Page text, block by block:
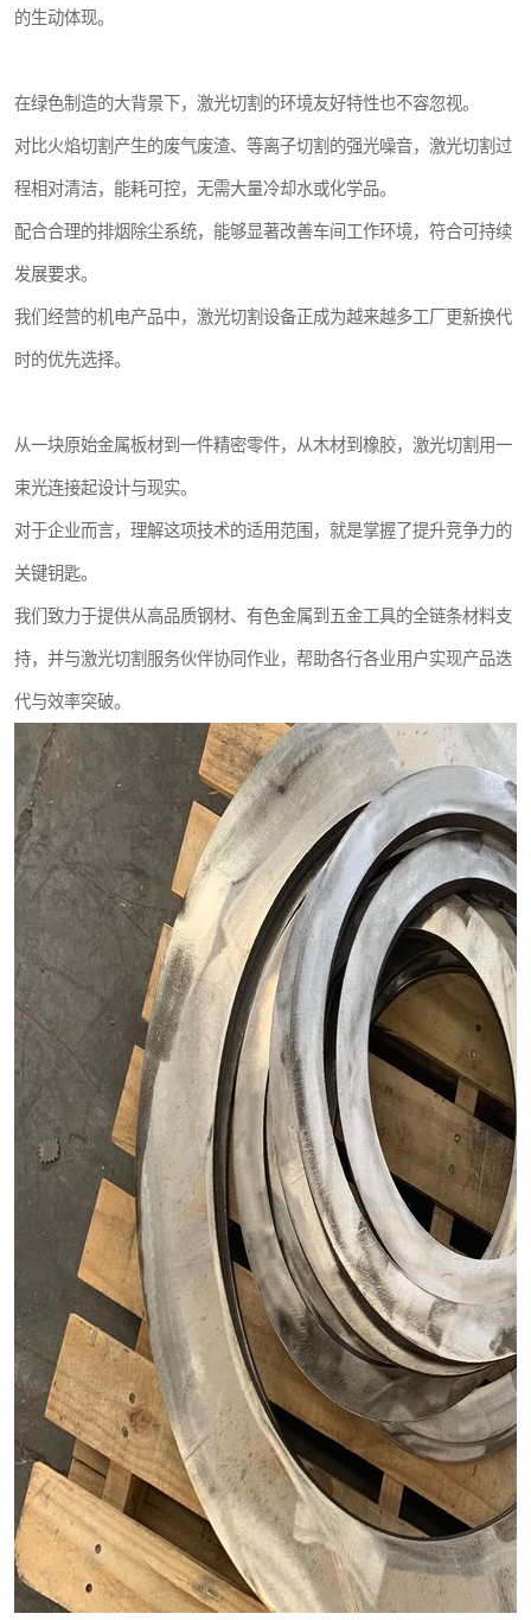
的生动体现。
在绿色制造的大背景下，激光切割的环境友好特性也不容忽视。
对比火焰切割产生的废气废渣、等离子切割的强光噪音，激光切割过
程相对清洁，能耗可控，无需大量冷却水或化学品。
配合合理的排烟除尘系统，能够显著改善车间工作环境，符合可持续
发展要求。
我们经营的机电产品中，激光切割设备正成为越来越多工厂更新换代
时的优先选择。
从一块原始金属板材到一件精密零件，从木材到橡胶，激光切割用一
束光连接起设计与现实。
对于企业而言，理解这项技术的适用范围，就是掌握了提升竞争力的
关键钥匙。
我们致力于提供从高品质钢材、有色金属到五金工具的全链条材料支
持，并与激光切割服务伙伴协同作业，帮助各行各业用户实现产品迭
代与效率突破。